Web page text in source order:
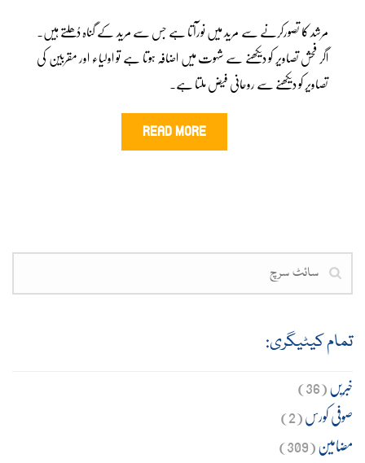
مرشد کا تصورکرنے سے مرید میں نورآتا ہے جس سے مرید کے گناہ دُھلتے ہیں۔
اگر فحش تصاویر کو دیکھنے سے شہوت میں اضافہ ہوتا ہے تو اولیاء اور مقربین کی
تصاویر کو دیکھنے سے روحانی فیض ملتا ہے۔
READ MORE
تمام کیٹیگری:
خبریں(36)
صوفی کورس(2)
مضامین(309)